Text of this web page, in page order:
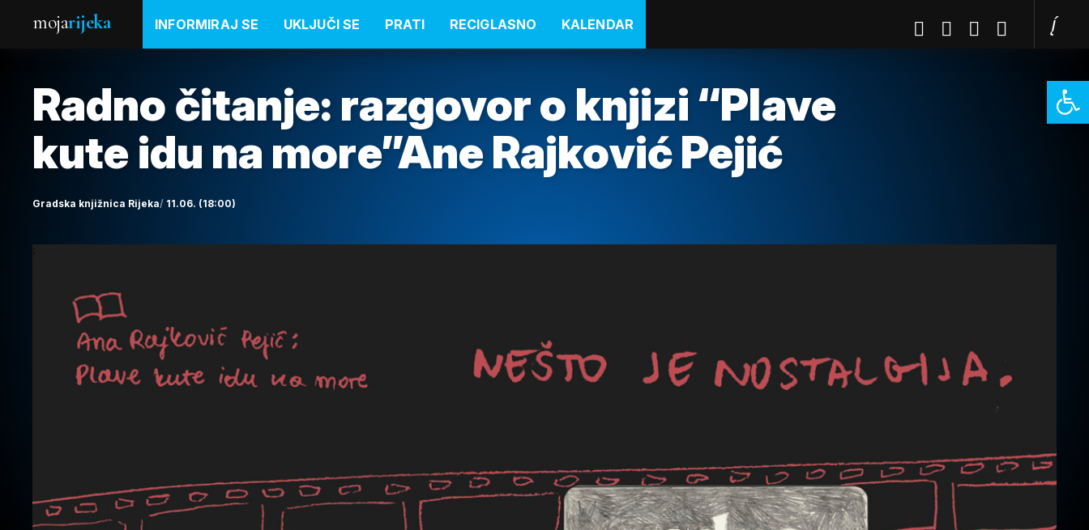
mojarijeka INFORMIRAJ SE UKLJUČI SE PRATI RECIGLASNO KALENDAR
Radno čitanje: razgovor o knjizi “Plave
kute idu na more”Ane Rajković Pejić
Gradska knjižnica Rijeka 11.06. (18:00)